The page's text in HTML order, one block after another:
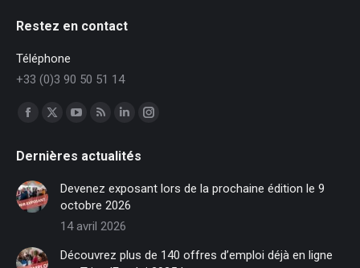
Restez en contact
Téléphone
+33 (0)3 90 50 51 14
Trouvez nous sur :
Facebook
opens
in
new
window
X
opens
new
window
opens
in
new
window
opens
in
new
window
LinkedIn
opens
in
new
window
Instagram
in
Dernières actualités
Devenez exposant lors de la prochaine édition le 9
octobre 2026
14 avril 2026
Découvrez plus de 140 offres d’emploi déjà en ligne